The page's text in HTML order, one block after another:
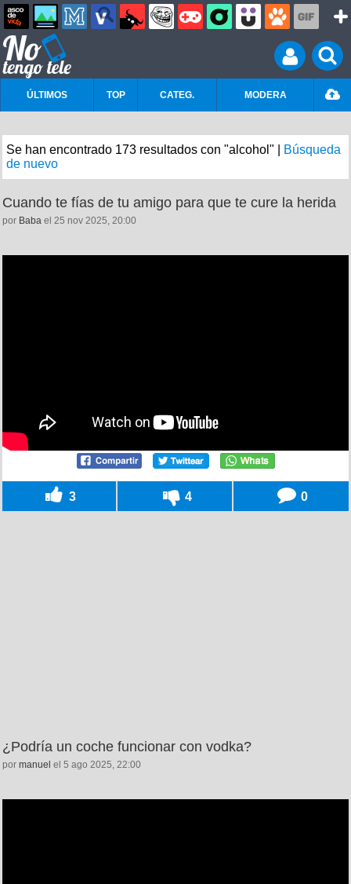
ÚLTIMOS TOP CATEG. MODERA
Se han encontrado 173 resultados con "alcohol" |
Búsqueda
de nuevo
Cuando te fías de tu amigo para que te cure la herida
por Baba el 25 nov 2025, 20:00
3 4 0
¿Podría un coche funcionar con vodka?
por manuel el 5 ago 2025, 22:00